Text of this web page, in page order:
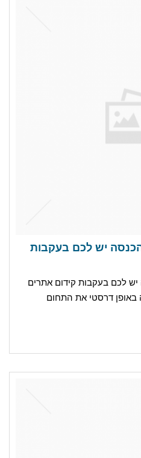
הכנסה יש לכם בעקבות
יש לכם בעקבות קידום אתרים
באופן דרסטי את התחום